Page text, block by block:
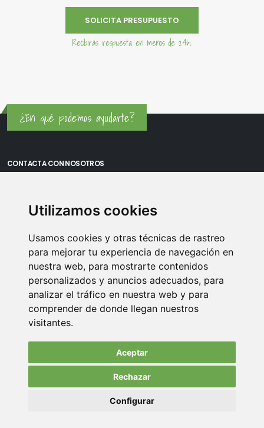
Utilizamos cookies
Usamos cookies y otras técnicas de rastreo
para mejorar tu experiencia de navegación en
nuestra web, para mostrarte contenidos
personalizados y anuncios adecuados, para
analizar el tráfico en nuestra web y para
comprender de donde llegan nuestros
visitantes.
Aceptar
Rechazar
Configurar
SOLICITA PRESUPUESTO
Recibirás respuesta en menos de 24h.
¿En qué podemos ayudarte?
CONTACTA CON NOSOTROS
Oficina Vitoria: Boulevard de Salburua 8, planta 3, 01002 - Vitoria-
Email:info@memoriasusb.com
© Copyright 2022. All Rights Reserved.